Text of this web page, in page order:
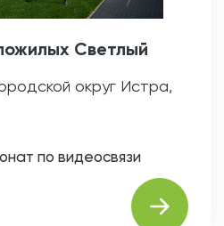
Светлый
округ Истра,
по видеосвязи